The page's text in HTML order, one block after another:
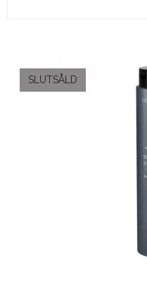
SLUTSÅLD